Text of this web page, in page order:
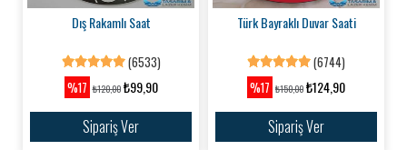
Dış Rakamlı Saat
(6533)
%17 ₺120,00₺99,90
Sipariş Ver
Türk Bayraklı Duvar Saati
(6744)
%17 ₺150,00 ₺124,90
Sipariş Ver